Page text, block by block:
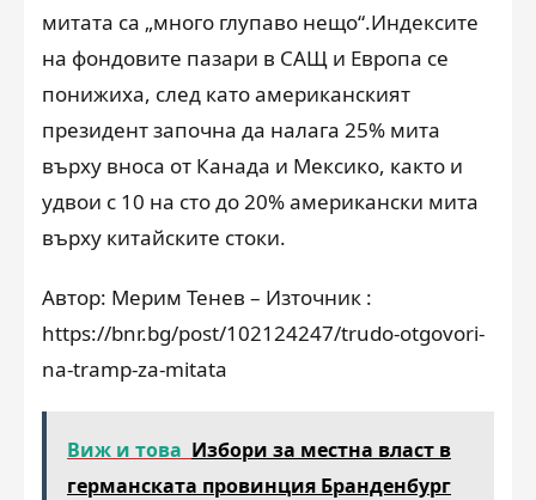
митата са „много глупаво нещо“.Индексите
на фондовите пазари в САЩ и Европа се
понижиха, след като американският
президент започна да налага 25% мита
върху вноса от Канада и Мексико, както и
удвои с 10 на сто до 20% американски мита
върху китайските стоки.
Автор: Мерим Тенев – Източник :
https://bnr.bg/post/102124247/trudo-otgovori-
na-tramp-za-mitata
Виж и това Избори за местна власт в
германската провинция Бранденбург